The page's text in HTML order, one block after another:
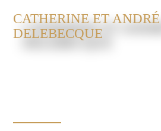
CATHERINE ET ANDRÉ
DELEBECQUE